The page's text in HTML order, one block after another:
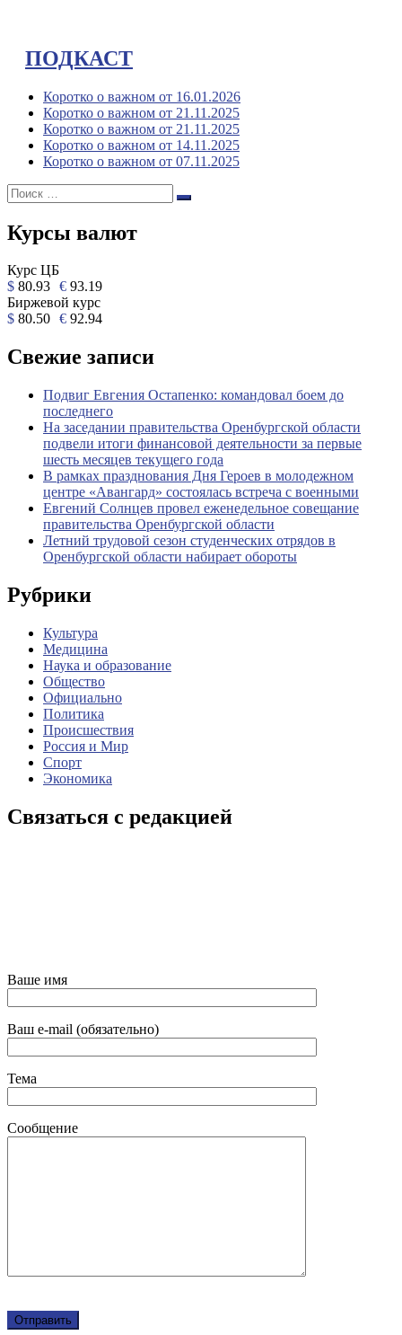
ПОДКАСТ
Коротко о важном от 16.01.2026
Коротко о важном от 21.11.2025
Коротко о важном от 21.11.2025
Коротко о важном от 14.11.2025
Коротко о важном от 07.11.2025
Поиск:
Поиск
Курсы валют
Курс ЦБ
$ 80.93 € 93.19
Биржевой курс
$ 80.50 € 92.94
Свежие записи
Подвиг Евгения Остапенко: командовал боем до
последнего
На заседании правительства Оренбургской области
подвели итоги финансовой деятельности за первые
шесть месяцев текущего года
В рамках празднования Дня Героев в молодежном
центре «Авангард» состоялась встреча с военными
Евгений Солнцев провел еженедельное совещание
правительства Оренбургской области
Летний трудовой сезон студенческих отрядов в
Оренбургской области набирает обороты
Рубрики
Культура
Медицина
Наука и образование
Общество
Официально
Политика
Происшествия
Россия и Мир
Спорт
Экономика
Связаться с редакцией
Ваше имя
Ваш e-mail (обязательно)
Тема
Сообщение